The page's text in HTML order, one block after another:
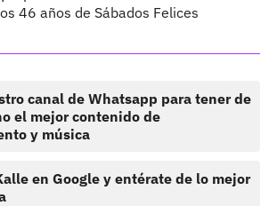
46 años de Sábados Felices
canal de Whatsapp para tener de
el mejor contenido de
y música
en Google y entérate de lo mejor